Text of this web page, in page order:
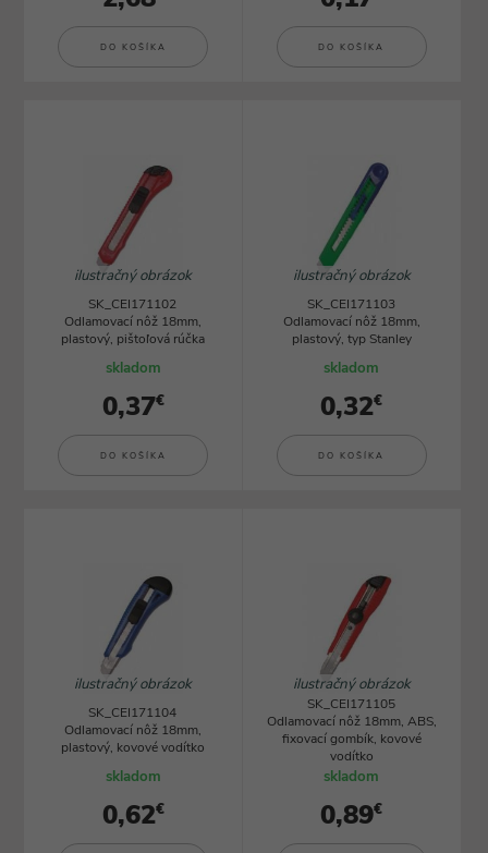
DO KOŠÍKA DO KOŠÍKA
ilustračný obrázok
SK_CEI171102
Odlamovací nôž 18mm,
plastový, pištoľová rúčka
skladom
0,37€
DO KOŠÍKA
ilustračný obrázok
SK_CEI171103
Odlamovací nôž 18mm,
plastový, typ Stanley
skladom
0,32€
DO KOŠÍKA
ilustračný obrázok
SK_CEI171104
Odlamovací nôž 18mm,
plastový, kovové vodítko
skladom
0,62€
ilustračný obrázok
SK_CEI171105
Odlamovací nôž 18mm, ABS,
fixovací gombík, kovové
vodítko
skladom
0,89€